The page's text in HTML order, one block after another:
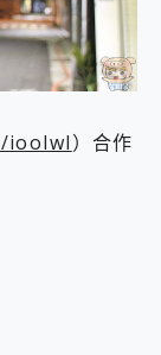
iooIwl）合作